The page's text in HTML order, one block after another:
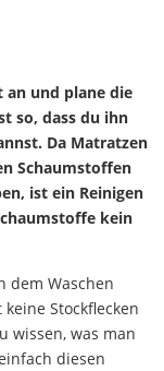
an und plane die
so, dass du ihn
Da Matratzen
Schaumstoffen
ist ein Reinigen
kein
dem Waschen
Stockflecken
wissen, was man
diesen